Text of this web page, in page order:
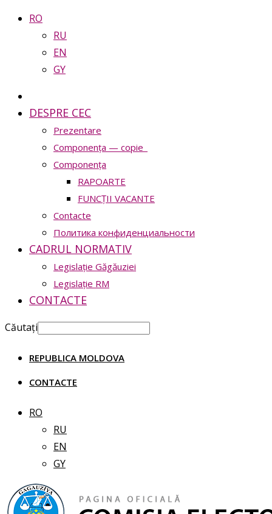
RO
RU
EN
GY
DESPRE CEC
Prezentare
Сomponența — copie_
Сomponența
RAPOARTE
FUNCȚII VACANTE
Contacte
Политика конфиденциальности
CADRUL NORMATIV
Legislație Găgăuziei
Legislație RM
CONTACTE
Căutați
REPUBLICA MOLDOVA
CONTACTE
RO
RU
EN
GY